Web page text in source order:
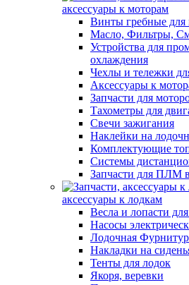
аксессуары к моторам
Винты гребные для
Масло, Фильтры,
Устройства для
охлаждения
Чехлы и тележки
Аксессуары к
Запчасти для
Тахометры для
Свечи зажигания
Наклейки на
Комплектующие
Системы
Запчасти для ПЛМ
аксессуары к лодкам
Весла и лопасти
Насосы
Лодочная
Накладки на
Тенты для лодок
Якоря, веревки